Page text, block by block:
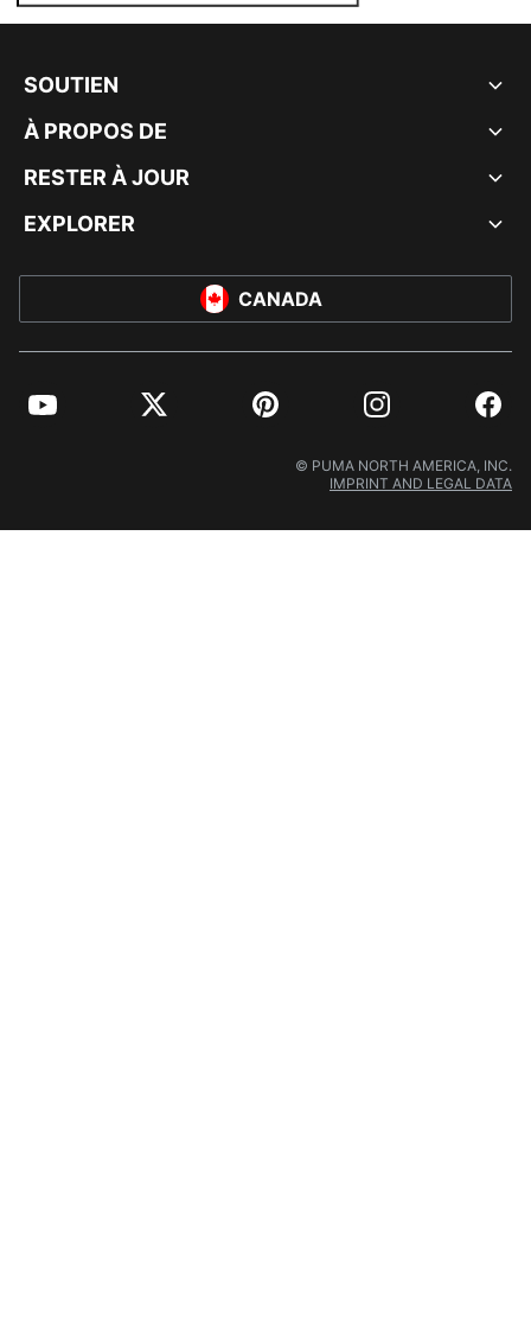
SOUTIEN
À PROPOS DE
RESTER À JOUR
EXPLORER
CANADA
YouTube Twitter Pinterest Instagram
© PUMA NORTH AMERICA, INC.
IMPRINT AND LEGAL DATA